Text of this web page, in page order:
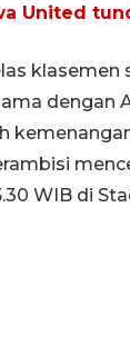
United
klasemen
dengan
WIB di